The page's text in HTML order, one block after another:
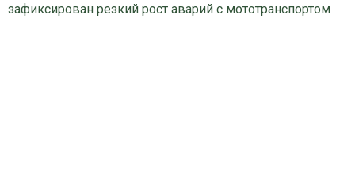
зафиксирован резкий рост аварий с мототранспортом